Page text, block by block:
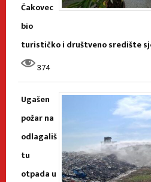
Čakovec
bio
turističko i društveno središte
374
Ugašen
požar na
odlagališ
tu
otpada u